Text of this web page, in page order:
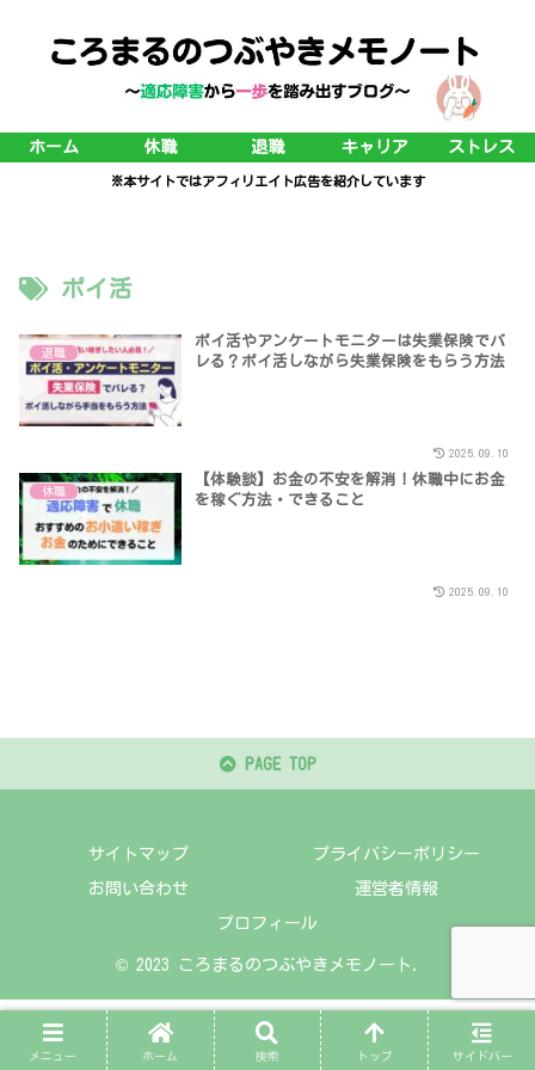
ホーム 休職 退職 キャリア ストレス
※本サイトではアフィリエイト広告を紹介しています
ポイ活
退職
ポイ活やアンケートモニターは失業保険でバ
レる？ポイ活しながら失業保険をもらう方法
2025.09.10
休職
【体験談】お金の不安を解消！休職中にお金
を稼ぐ方法・できること
2025.09.10
PAGE TOP
サイトマップ プライバシーポリシー
お問い合わせ 運営者情報
プロフィール
© 2023 ころまるのつぶやきメモノート.
メニュー ホーム 検索 トップ サイドバー